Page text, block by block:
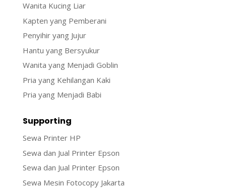
Wanita Kucing Liar
Kapten yang Pemberani
Penyihir yang Jujur
Hantu yang Bersyukur
Wanita yang Menjadi Goblin
Pria yang Kehilangan Kaki
Pria yang Menjadi Babi
Supporting
Sewa Printer HP
Sewa dan Jual Printer Epson
Sewa dan Jual Printer Epson
Sewa Mesin Fotocopy Jakarta